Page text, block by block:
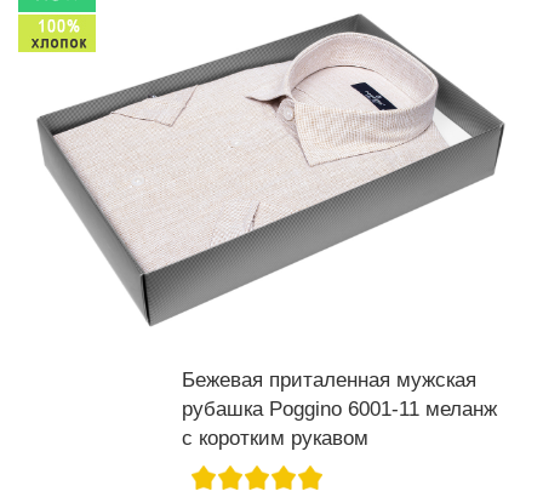
Бежевая приталенная мужская
рубашка Poggino 6001-11 меланж
с коротким рукавом